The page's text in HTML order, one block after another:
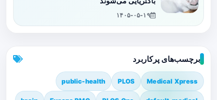
۱۴۰۵-۰۵-۱۹
برچسب‌های پرکاربرد
Medical Xpress
PLOS
public-health